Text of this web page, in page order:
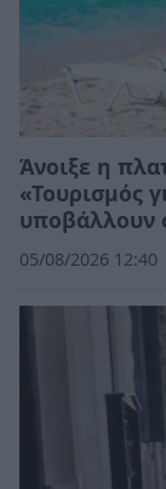
Άνοιξε η
«Τουρισμός
υποβάλλουν
05/08/2026 12:40